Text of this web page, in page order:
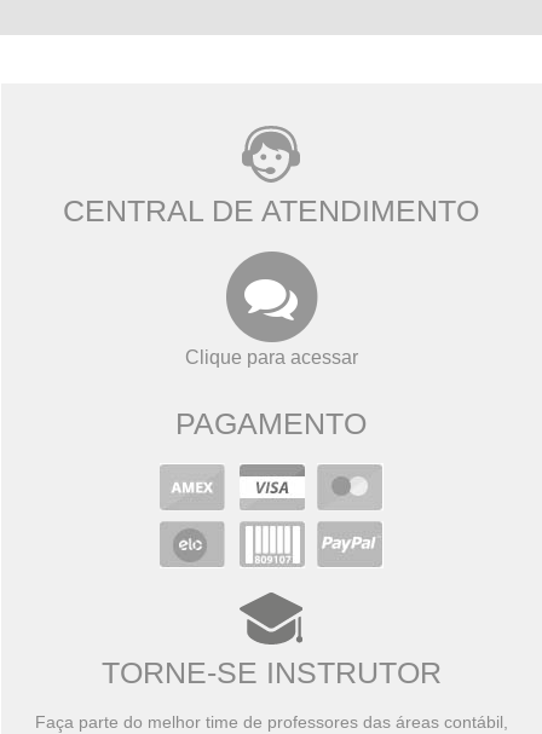
CENTRAL DE ATENDIMENTO
Clique para acessar
PAGAMENTO
TORNE-SE INSTRUTOR
Faça parte do melhor time de professores das áreas contábil,